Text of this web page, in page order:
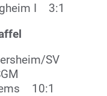
I 3:1
SV
10:1